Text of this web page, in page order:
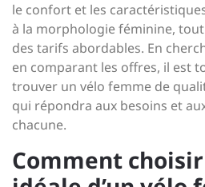
le confort et les
à la morphologie féminine,
des tarifs abordables. En
en comparant les offres, il est
trouver un vélo femme de
qui répondra aux besoins et
chacune.
Comment